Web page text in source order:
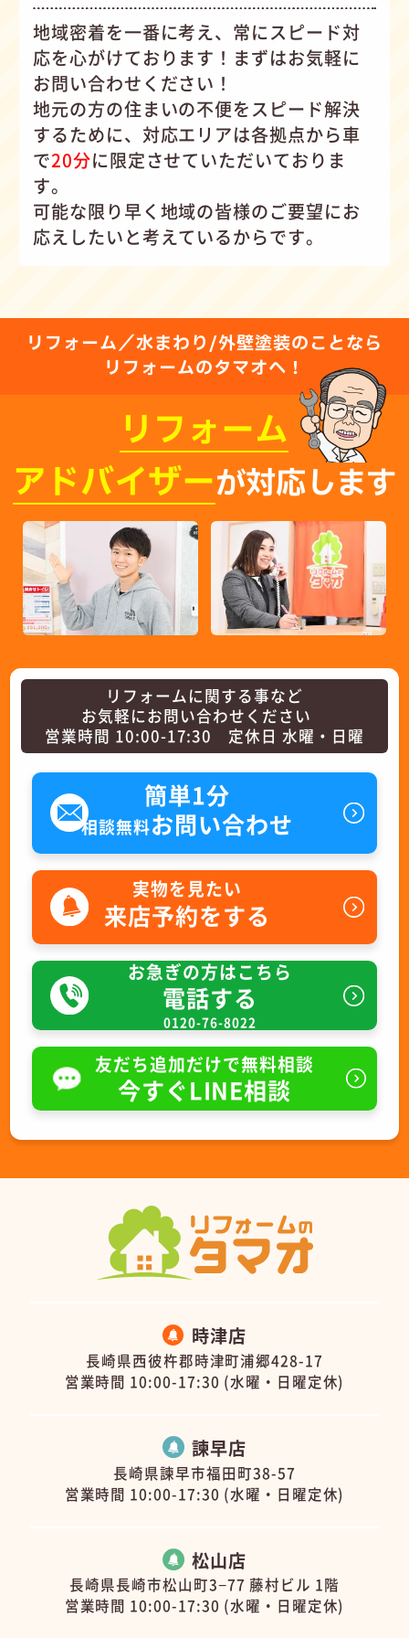
地域密着を一番に考え、常にスピード対
応を心がけております！まずはお気軽に
お問い合わせください！
地元の方の住まいの不便をスピード解決
するために、対応エリアは各拠点から車
で20分に限定させていただいておりま
す。
可能な限り早く地域の皆様のご要望にお
応えしたいと考えているからです。
リフォーム／水まわり/外壁塗装のことなら
リフォームのタマオへ！
リフォーム
アドバイザーが対応します
リフォームに関する事など
お気軽にお問い合わせください
営業時間 10:00-17:30 定休日 水曜・日曜
簡単1分
相談無料お問い合わせ
実物を見たい
来店予約をする
お急ぎの方はこちら
電話する
0120-76-8022
友だち追加だけで無料相談
今すぐLINE相談
時津店
長崎県西彼杵郡時津町浦郷428-17
営業時間 10:00-17:30 (水曜・日曜定休)
諫早店
長崎県諫早市福田町38-57
営業時間 10:00-17:30 (水曜・日曜定休)
松山店
長崎県長崎市松山町3−77 藤村ビル 1階
営業時間 10:00-17:30 (水曜・日曜定休)